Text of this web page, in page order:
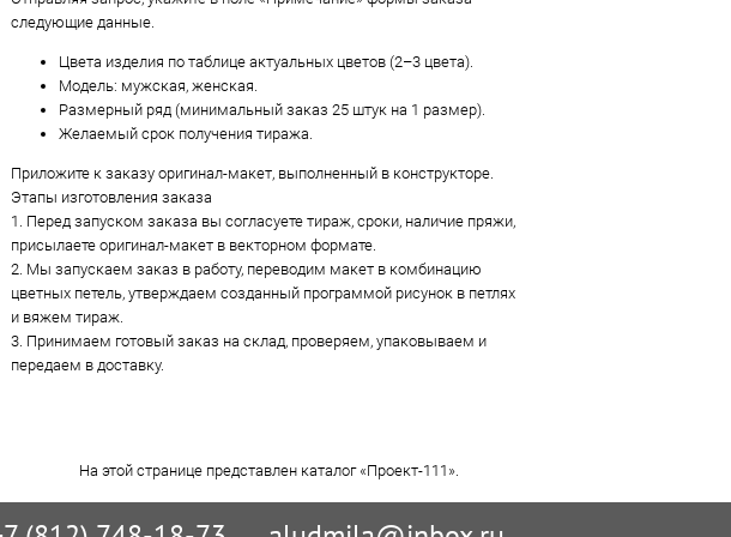
следующие данные.
Цвета изделия по таблице актуальных цветов (2–3 цвета).
Модель: мужская, женская.
Размерный ряд (минимальный заказ 25 штук на 1 размер).
Желаемый срок получения тиража.
Приложите к заказу оригинал-макет, выполненный в конструкторе.
Этапы изготовления заказа
1. Перед запуском заказа вы согласуете тираж, сроки, наличие пряжи,
присылаете оригинал-макет в векторном формате.
2. Мы запускаем заказ в работу, переводим макет в комбинацию
цветных петель, утверждаем созданный программой рисунок в петлях
и вяжем тираж.
3. Принимаем готовый заказ на склад, проверяем, упаковываем и
передаем в доставку.
На этой странице представлен каталог «Проект-111».